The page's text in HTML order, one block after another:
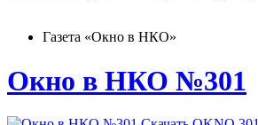
Газета «Окно в НКО»
Окно в НКО №301